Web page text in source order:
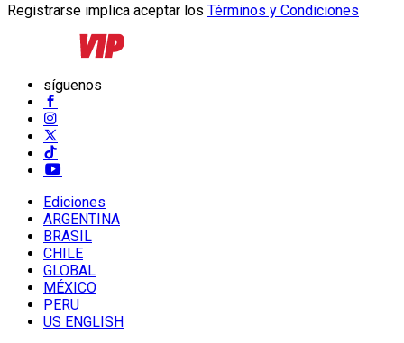
Registrarse implica aceptar los Términos y Condiciones
síguenos
Ediciones
ARGENTINA
BRASIL
CHILE
GLOBAL
MÉXICO
PERU
US ENGLISH